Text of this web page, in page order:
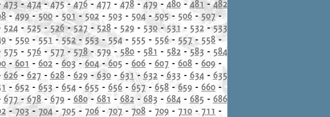
473-474-475 - 476- 477 - 478-479- 480- 481 -482
-499-500 - 501 - 502 - 503 - 504 -505- 506 - 507-
524- 525- 526-527 -528- 529- 530-531 - 532-533
- 550 -551-552- 553- 554 - 555 - 556- 557- 558 -
575 - 576- 577 -578-579- 580- 581 - 582-583 - 584
- 601 - 602 - 603- 604-605 - 606 - 607 - 608 - 609 -
626- 627 - 628- 629-630- 631 - 632- 633 - 634- 635
- 652 - 653 - 654 - 655 - 656 - 657- 658 - 659 - 660 -
677 - 678- 679- 680- 681 - 682-683 - 684- 685 - 686
-703- 704 - 705 - 706 - 707 - 708 - 709 - 710 - 711 -